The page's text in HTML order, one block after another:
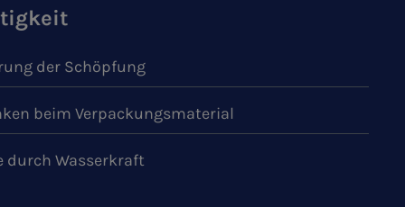
der Schöpfung
beim Verpackungsmaterial
durch Wasserkraft